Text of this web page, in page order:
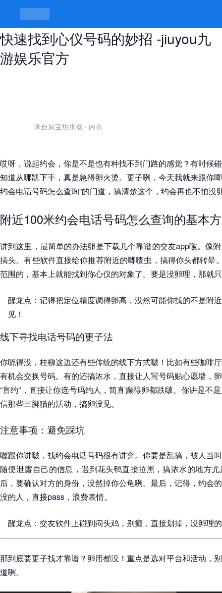
附近100米约会电话号码怎么查询，
快速找到心仪号码的妙招 -jiuyou九
游娱乐官方
来自厨宝热水器 · 内衣
哎呀，说起约会，你是不是也有种找不到门路的感觉？有时候
知道从哪凯下手，真是急得卵火烫。更子咧，今天我就来跟你
约会电话号码怎么查询”的门道，搞清楚这个，约会再也不怕没
附近100米约会电话号码怎么查询的基本
讲到这里，最简单的办法卵是下载几个靠谱的交友app啵。像
搞头。有些软件直接给你推荐附近的唧喳虫，搞得你头都转晕
范围的，基本上就能找到你心仪的对象了。要是没卵理，那就
醒龙点：记得把定位精度调得卵高，没然可能你找的不是附
见！
线下寻找电话号码的更子法
你晓得没，桂柳这边还有些传统的线下方式啵！比如有些咖啡
有机会交换号码。有的还搞浓水，直接让人写号码贴心愿墙，
“盲约”，直接让你选号码约人，简直癫得卵都跌啵。你讲是不
信那些三脚猫的活动，搞卵没见。
注意事项：避免踩坑
喔跟你讲啵，找约会电话号码很有讲究。你要是乱搞，被人当
随便泄露自己的信息，遇到花头鸭直接拉黑，搞浓水的地方
后，要确认对方的身份，没然掉你公龟咧。最后，记得，约会
没的人，直接pass，浪费表情。
醒龙点：交友软件上碰到闷头鸡，别癫，直接划掉，没卵理
那到底要更子找才靠谱？卵用都没！重点是选对平台和活动，
道咧。